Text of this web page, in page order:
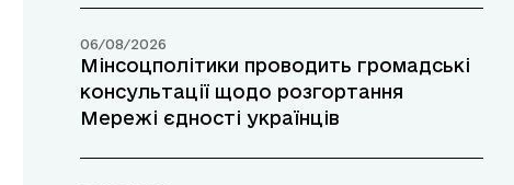
06/08/2026
Мінсоцполітики проводить громадські
консультації щодо розгортання
Мережі єдності українців